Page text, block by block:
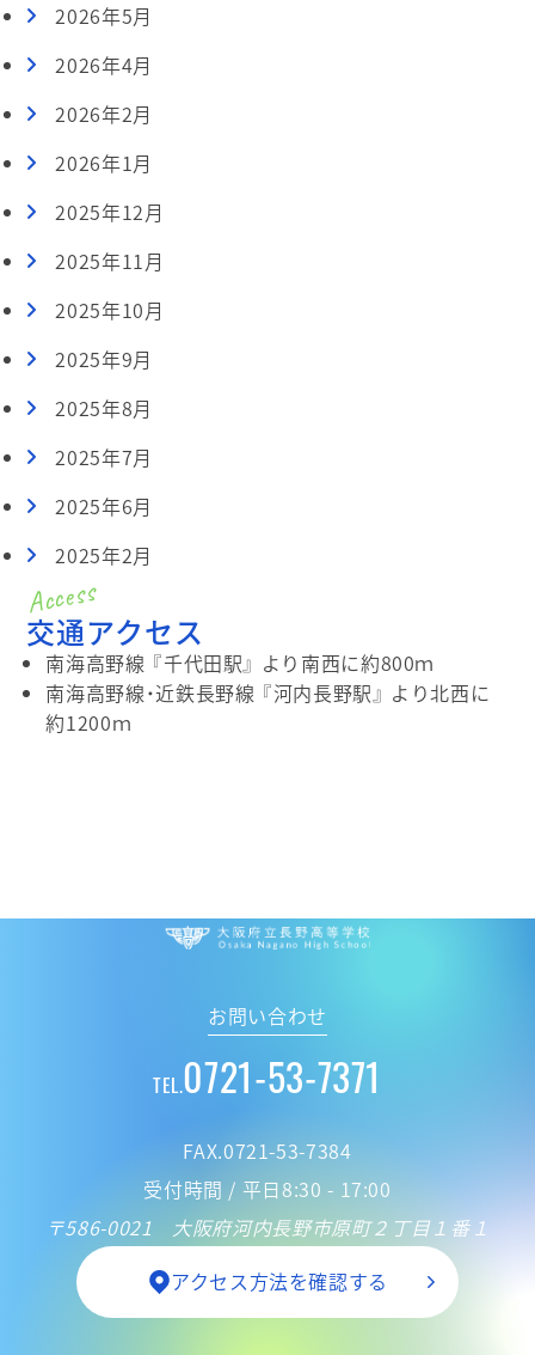
2026年5月
2026年4月
2026年2月
2026年1月
2025年12月
2025年11月
2025年10月
2025年9月
2025年8月
2025年7月
2025年6月
2025年2月
交通アクセス
南海高野線 『千代田駅』 より南西に約800ｍ
南海高野線・近鉄長野線 『河内長野駅』 より北西に
約1200ｍ
大阪府立 長野高
お問い合わせ
TEL.0721-53-7371
FAX.0721-53-7384
受付時間 / 平日8:30 - 17:00
〒586-0021 大阪府河内長野市原町２丁目１番１
アクセス方法を確認する